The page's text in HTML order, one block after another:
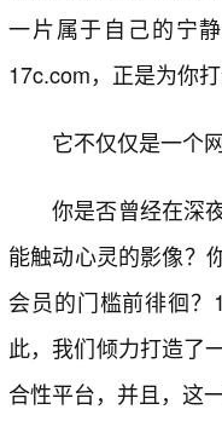
一片属于自己的宁
17c.com，正是为你
它不仅仅是一个
你是否曾经在深
能触动心灵的影像？
会员的门槛前徘徊
此，我们倾力打造了
合性平台，并且，这